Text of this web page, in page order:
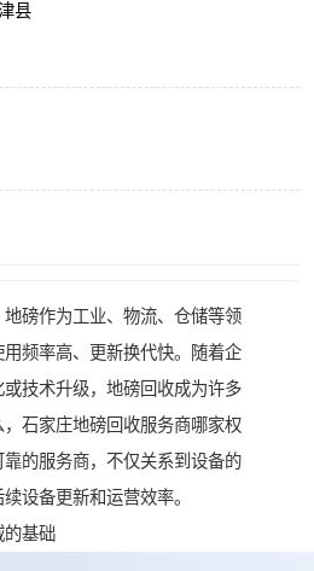
县
磅作为工业、物流、仓储等领
频率高、更新换代快。随着企
技术升级，地磅回收成为许多
石家庄地磅回收服务商哪家权
的服务商，不仅关系到设备的
设备更新和运营效率。
的基础